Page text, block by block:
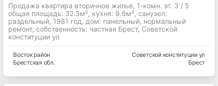
Продажа квартира вторичное жилье, 1-комн. эт. 3 / 5
общая площадь: 32.3м², кухня: 9.6м², cанузел:
раздельный, 1981 год, дом: панельный, нормальный
ремонт, собственность: частная Брест, Советской
конституции ул
Востокрайон
Брестская обл.
Советской конституции ул
Брест